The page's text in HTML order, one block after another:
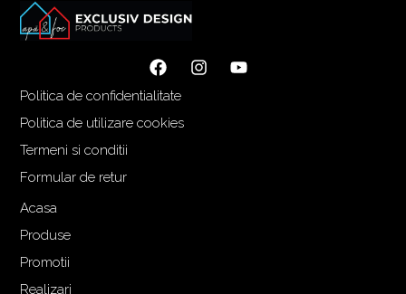
Politica de confidentialitate
Politica de utilizare cookies
Termeni si conditii
Formular de retur
Acasa
Produse
Promotii
Realizari